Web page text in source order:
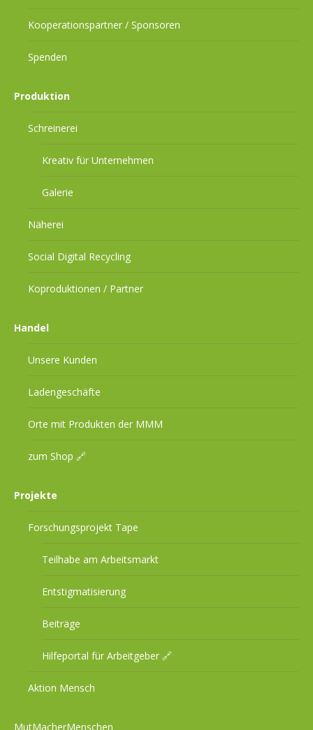
Kooperationspartner / Sponsoren
Spenden
Produktion
Schreinerei
Kreativ für Unternehmen
Galerie
Näherei
Social Digital Recycling
Koproduktionen / Partner
Handel
Unsere Kunden
Ladengeschäfte
Orte mit Produkten der MMM
zum Shop 🔗
Projekte
Forschungsprojekt Tape
Teilhabe am Arbeitsmarkt
Entstigmatisierung
Beiträge
Hilfeportal für Arbeitgeber 🔗
Aktion Mensch
MutMacherMenschen